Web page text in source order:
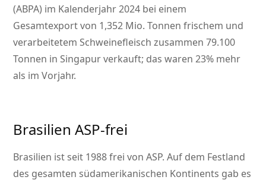
(ABPA) im Kalenderjahr 2024 bei einem
Gesamtexport von 1,352 Mio. Tonnen frischem und
verarbeitetem Schweinefleisch zusammen 79.100
Tonnen in Singapur verkauft; das waren 23% mehr
als im Vorjahr.
Brasilien ASP-frei
Brasilien ist seit 1988 frei von ASP. Auf dem Festland
des gesamten südamerikanischen Kontinents gab es